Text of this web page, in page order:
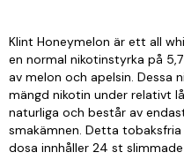
Klint Honeymelon är ett all
en normal nikotinstyrka på
av melon och apelsin. Dessa
mängd nikotin under relativt
naturliga och består av
smakämnen. Detta
dosa innhåller 24 st